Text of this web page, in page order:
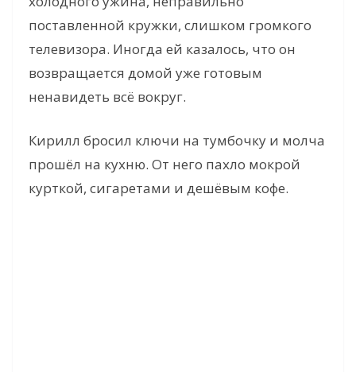
поставленной кружки, слишком громкого
телевизора. Иногда ей казалось, что он
возвращается домой уже готовым
ненавидеть всё вокруг.
Кирилл бросил ключи на тумбочку и молча
прошёл на кухню. От него пахло мокрой
курткой, сигаретами и дешёвым кофе.